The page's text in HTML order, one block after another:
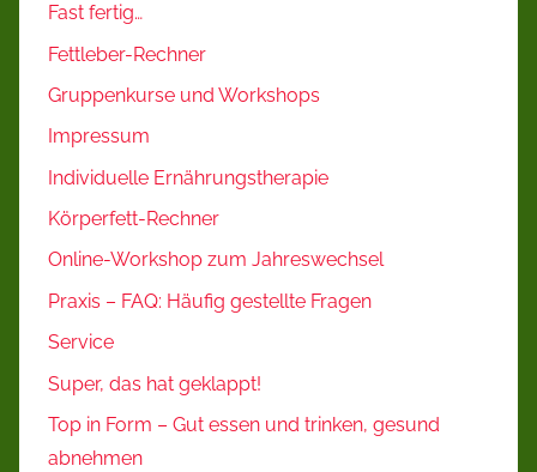
Fast fertig…
Fettleber-Rechner
Gruppenkurse und Workshops
Impressum
Individuelle Ernährungstherapie
Körperfett-Rechner
Online-Workshop zum Jahreswechsel
Praxis – FAQ: Häufig gestellte Fragen
Service
Super, das hat geklappt!
Top in Form – Gut essen und trinken, gesund
abnehmen